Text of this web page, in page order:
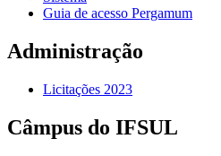
Guia de acesso Pergamum
Administração
Licitações 2023
Câmpus do IFSUL